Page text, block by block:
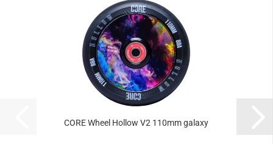
CORE Wheel Hollow V2 110mm galaxy